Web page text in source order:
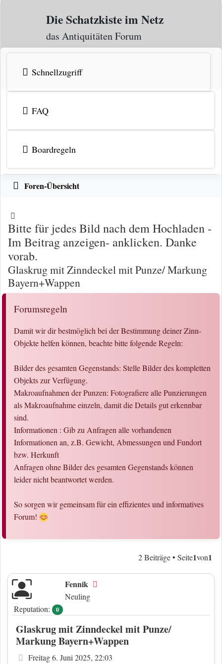
Zum Inhalt
Die Schatzkiste im Netz
das Antiquitäten Forum
Schnellzugriff
FAQ
Boardregeln
Foren-Übersicht
Bitte für jedes Bild nach dem Hochladen -
Im Beitrag anzeigen- anklicken. Danke
vorab.
Glaskrug mit Zinndeckel mit Punze/ Markung
Bayern+Wappen
Forumsregeln
Damit wir dir bestmöglich bei der Bestimmung deiner Zinn-
Objekte helfen können, beachte bitte folgende Regeln:
Bilder des gesamten Gegenstands: Stelle Bilder des kompletten
Objekts zur Verfügung.
Makroaufnahmen der Punzen: Fotografiere alle Punzierungen
als Makroaufnahme einzeln, damit die Details gut erkennbar
sind.
Informationen : Gib zu Anfragen alle vorhandenen
Informationen an, z.B. Gewicht, Abmessungen und Fundort
bzw. Herkunft
Anfragen ohne Bilder des gesamten Gegenstands können
leider nicht beantwortet werden.
So sorgen wir gemeinsam für ein effizientes und informatives
Forum!
2 Beiträge • Seite1von1
Fennik
Neuling
Reputation:
0
Glaskrug mit Zinndeckel mit Punze/
Markung Bayern+Wappen
Beitrag
Freitag 6. Juni 2025, 22:03